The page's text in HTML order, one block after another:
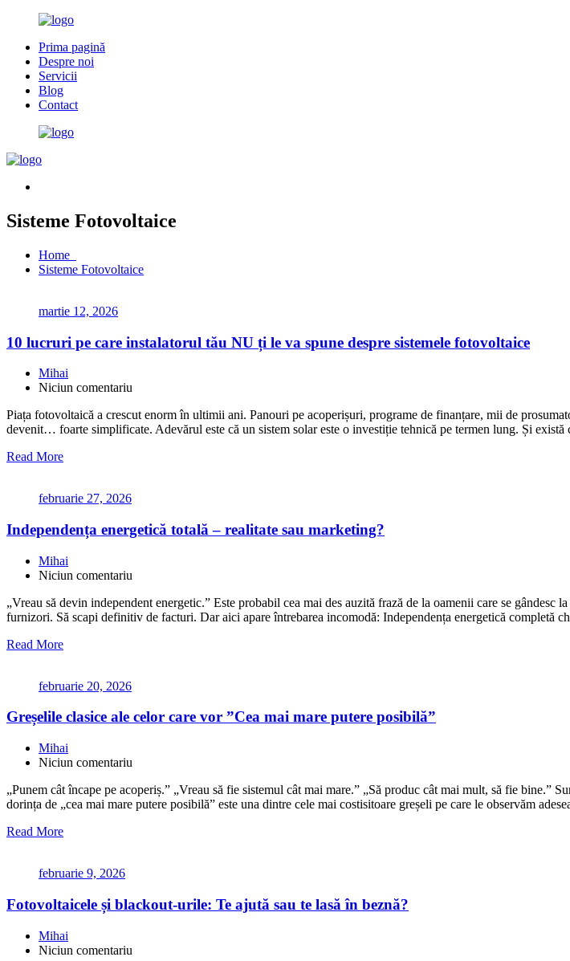
Prima pagină
Despre noi
Servicii
Blog
Contact
Sisteme Fotovoltaice
Home
Sisteme Fotovoltaice
martie 12, 2026
10 lucruri pe care instalatorul tău NU ți le va spune despre sistemele fotovoltaice
Mihai
Niciun comentariu
Piața fotovoltaică a crescut enorm în ultimii ani. Panouri pe acoperișuri, programe de finanțare, mii de
devenit… foarte simplificate. Adevărul este că un sistem solar este o investiție tehnică pe termen lung. Și
Read More
februarie 27, 2026
Independența energetică totală – realitate sau marketing?
Mihai
Niciun comentariu
„Vreau să devin independent energetic.” Este probabil cea mai des auzită frază de la oamenii care se
furnizori. Să scapi definitiv de facturi. Dar aici apare întrebarea incomodă: Independența energetică completă
Read More
februarie 20, 2026
Greșelile clasice ale celor care vor ”Cea mai mare putere posibilă”
Mihai
Niciun comentariu
„Punem cât încape pe acoperiș.” „Vreau să fie sistemul cât mai mare.” „Să produc cât mai mult, să fie
dorința de „cea mai mare putere posibilă” este una dintre cele mai costisitoare greșeli pe care le observăm
Read More
februarie 9, 2026
Fotovoltaicele și blackout-urile: Te ajută sau te lasă în beznă?
Mihai
Niciun comentariu